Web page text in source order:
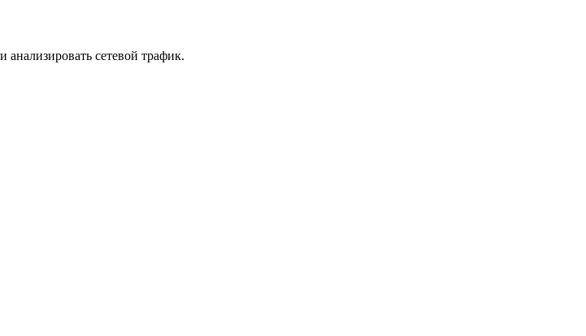
сетевой трафик.